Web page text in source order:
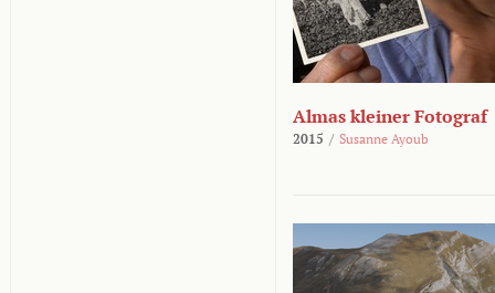
Almas kleiner Fotograf
2015 / Susanne Ayoub